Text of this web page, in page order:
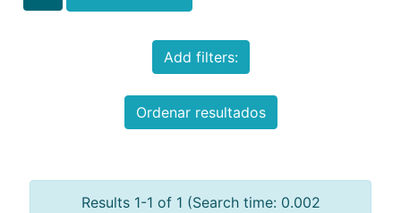
Add filters:
Ordenar resultados
Results 1-1 of 1 (Search time: 0.002